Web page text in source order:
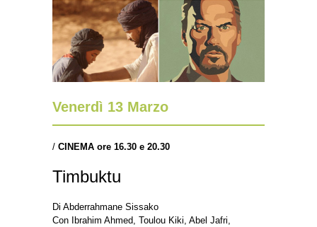
Venerdì 13 Marzo
/ CINEMA ore 16.30 e 20.30
Timbuktu
Di Abderrahmane Sissako
Con Ibrahim Ahmed, Toulou Kiki, Abel Jafri,